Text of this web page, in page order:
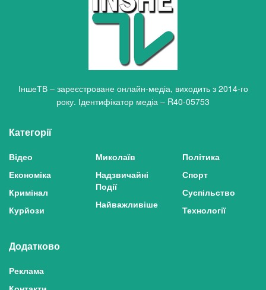
ІншеТВ – зареєстроване онлайн-медіа, виходить з 2014-го
року. Ідентифікатор медіа – R40-05753
Категорії
Відео
Економіка
Кримінал
Курйози
Миколаїв
Надзвичайні
Події
Найважливіше
Політика
Спорт
Суспільство
Технології
Додатково
Реклама